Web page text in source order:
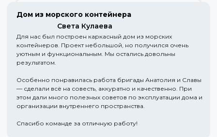
Дом из морского контейнера
Света Кулаева
Для нас был построен каркасный дом из морских
контейнеров. Проект небольшой, но получился очень
уютным и функциональным. Мы остались довольны
результатом.
Особенно понравилась работа бригады Анатолия и Славы
— сделали всё на совесть, аккуратно и качественно. При
этом дали много полезных советов по эксплуатации дома и
организации внутреннего пространства.
Спасибо команде за отличную работу!